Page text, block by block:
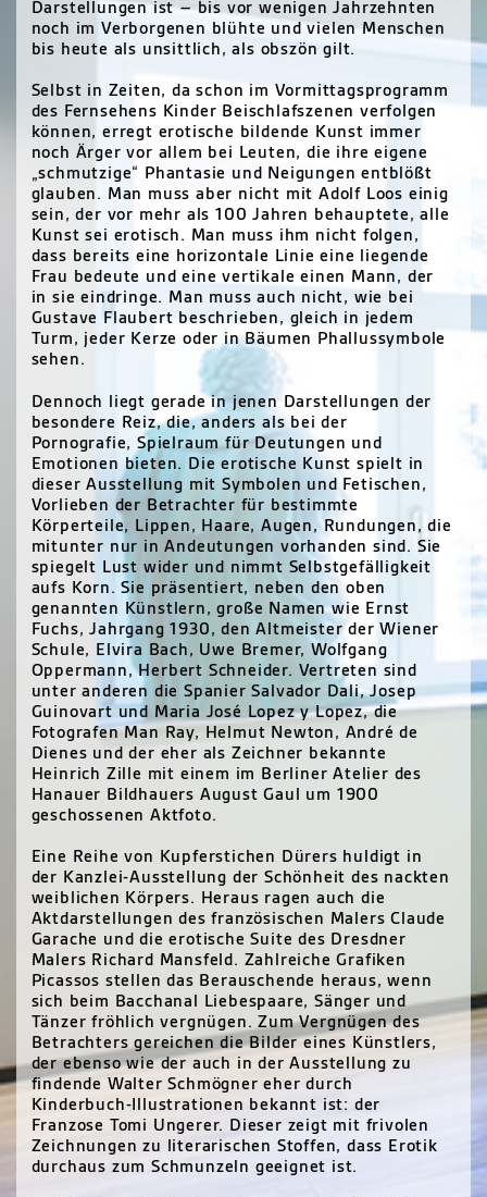
Darstellungen ist – bis vor wenigen Jahrzehnten
noch im Verborgenen blühte und vielen Menschen
bis heute als unsittlich, als obszön gilt.
Selbst in Zeiten, da schon im Vormittagsprogramm
des Fernsehens Kinder Beischlafszenen verfolgen
können, erregt erotische bildende Kunst immer
noch Ärger vor allem bei Leuten, die ihre eigene
„schmutzige“ Phantasie und Neigungen entblößt
glauben. Man muss aber nicht mit Adolf Loos einig
sein, der vor mehr als 100 Jahren behauptete, alle
Kunst sei erotisch. Man muss ihm nicht folgen,
dass bereits eine horizontale Linie eine liegende
Frau bedeute und eine vertikale einen Mann, der
in sie eindringe. Man muss auch nicht, wie bei
Gustave Flaubert beschrieben, gleich in jedem
Turm, jeder Kerze oder in Bäumen Phallussymbole
sehen.
Dennoch liegt gerade in jenen Darstellungen der
besondere Reiz, die, anders als bei der
Pornografie, Spielraum für Deutungen und
Emotionen bieten. Die erotische Kunst spielt in
dieser Ausstellung mit Symbolen und Fetischen,
Vorlieben der Betrachter für bestimmte
Körperteile, Lippen, Haare, Augen, Rundungen, die
mitunter nur in Andeutungen vorhanden sind. Sie
spiegelt Lust wider und nimmt Selbstgefälligkeit
aufs Korn. Sie präsentiert, neben den oben
genannten Künstlern, große Namen wie Ernst
Fuchs, Jahrgang 1930, den Altmeister der Wiener
Schule, Elvira Bach, Uwe Bremer, Wolfgang
Oppermann, Herbert Schneider. Vertreten sind
unter anderen die Spanier Salvador Dali, Josep
Guinovart und Maria José Lopez y Lopez, die
Fotografen Man Ray, Helmut Newton, André de
Dienes und der eher als Zeichner bekannte
Heinrich Zille mit einem im Berliner Atelier des
Hanauer Bildhauers August Gaul um 1900
geschossenen Aktfoto.
Eine Reihe von Kupferstichen Dürers huldigt in
der Kanzlei-Ausstellung der Schönheit des nackten
weiblichen Körpers. Heraus ragen auch die
Aktdarstellungen des französischen Malers Claude
Garache und die erotische Suite des Dresdner
Malers Richard Mansfeld. Zahlreiche Grafiken
Picassos stellen das Berauschende heraus, wenn
sich beim Bacchanal Liebespaare, Sänger und
Tänzer fröhlich vergnügen. Zum Vergnügen des
Betrachters gereichen die Bilder eines Künstlers,
der ebenso wie der auch in der Ausstellung zu
findende Walter Schmögner eher durch
Kinderbuch-Illustrationen bekannt ist: der
Franzose Tomi Ungerer. Dieser zeigt mit frivolen
Zeichnungen zu literarischen Stoffen, dass Erotik
durchaus zum Schmunzeln geeignet ist.